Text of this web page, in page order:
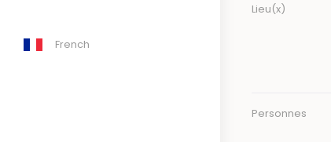
French
Lieu(x)
Personnes